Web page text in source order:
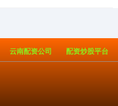
云南配资公司 配资炒股平台